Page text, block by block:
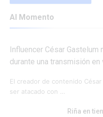
Al Momento
Influencer César Gastelum
durante una transmisión en
El creador de contenido
ser atacado con …
Riña en